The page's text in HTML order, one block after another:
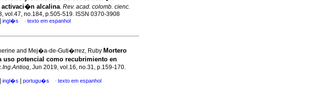
activaci�n alcalina. Rev. acad. colomb. cienc.
vol.47, no.184, p.505-519. ISSN 0370-3908
ingl�s · texto em espanhol
and Mej�a-de-Guti�rrez, Ruby Mortero
potencial como recubrimiento en
, Jun 2019, vol.16, no.31, p.159-170.
ingl�s portugu�s · texto em espanhol